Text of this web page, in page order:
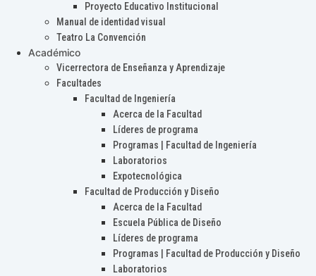
Proyecto Educativo Institucional
Manual de identidad visual
Teatro La Convención
Académico
Vicerrectora de Enseñanza y Aprendizaje
Facultades
Facultad de Ingeniería
Acerca de la Facultad
Líderes de programa
Programas | Facultad de Ingeniería
Laboratorios
Expotecnológica
Facultad de Producción y Diseño
Acerca de la Facultad
Escuela Pública de Diseño
Líderes de programa
Programas | Facultad de Producción y Diseño
Laboratorios